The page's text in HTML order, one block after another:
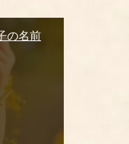
の名前